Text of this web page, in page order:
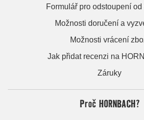
Formulář pro odstoupení
Možnosti doručení a
Možnosti vrácení
Jak přidat recenzi na
Záruky
Proč HORNBACH?